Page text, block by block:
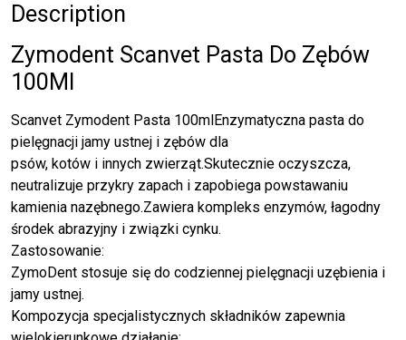
Description
Zymodent Scanvet Pasta Do Zębów
100Ml
Scanvet Zymodent Pasta 100mlEnzymatyczna pasta do
pielęgnacji jamy ustnej i zębów dla
psów, kotów i innych zwierząt.Skutecznie oczyszcza,
neutralizuje przykry zapach i zapobiega powstawaniu
kamienia nazębnego.Zawiera kompleks enzymów, łagodny
środek abrazyjny i związki cynku.
Zastosowanie:
ZymoDent stosuje się do codziennej pielęgnacji uzębienia i
jamy ustnej.
Kompozycja specjalistycznych składników zapewnia